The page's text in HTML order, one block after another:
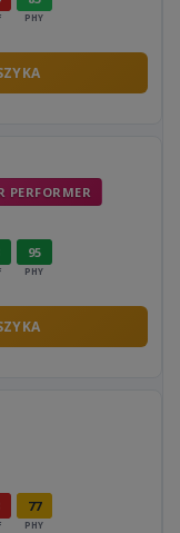
PHY
PERFORMER
95
PHY
77
PHY